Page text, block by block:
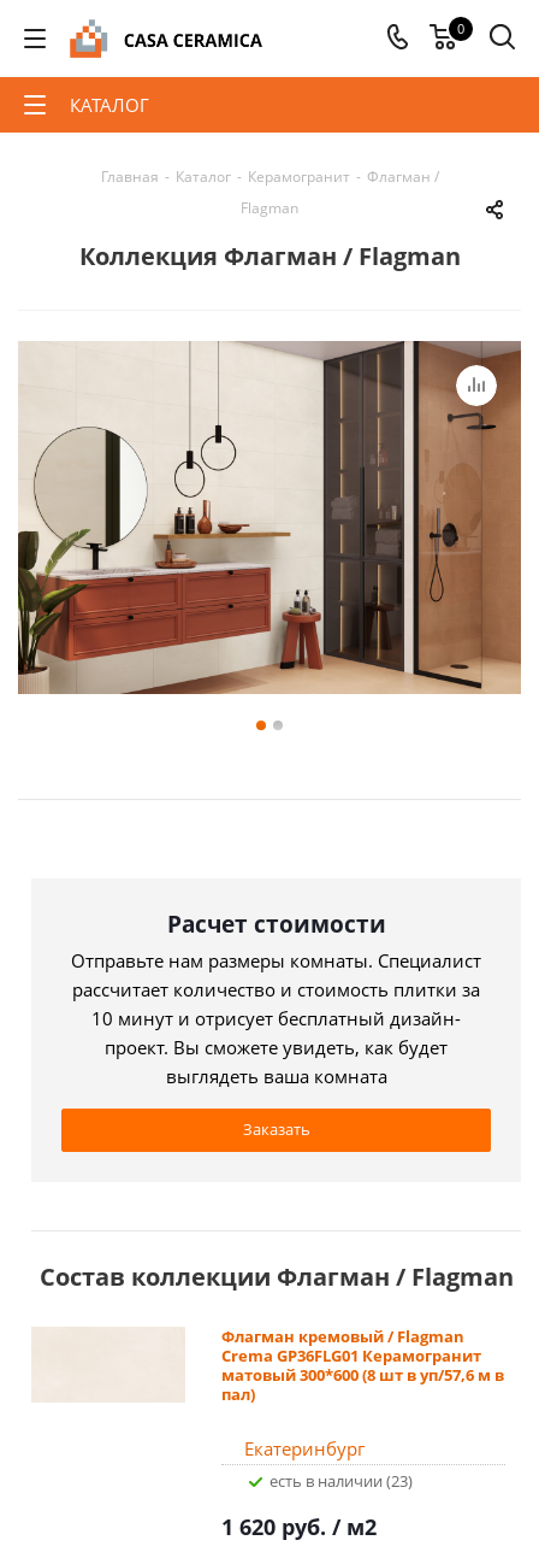
0
КАТАЛОГ
Главная - Каталог - Керамогранит - Флагман /
Flagman
Коллекция Флагман / Flagman
Расчет стоимости
Отправьте нам размеры комнаты. Специалист
рассчитает количество и стоимость плитки за
10 минут и отрисует бесплатный дизайн-
проект. Вы сможете увидеть, как будет
выглядеть ваша комната
Заказать
Состав коллекции Флагман / Flagman
Флагман кремовый / Flagman
Crema GP36FLG01 Керамогранит
матовый 300*600 (8 шт в уп/57,6 м в
пал)
Екатеринбург
Есть в наличии (23)
1 620 руб. / м2